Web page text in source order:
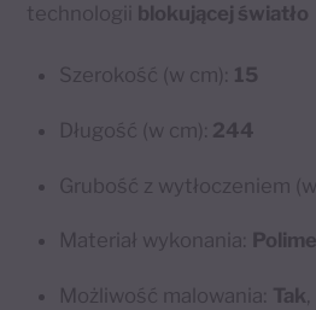
technologii
blokującej światło
Szerokość (w cm): 15
Długość (w cm): 244
Grubość z wytłoczeniem
Materiał wykonania:
Możliwość malowania: Tak